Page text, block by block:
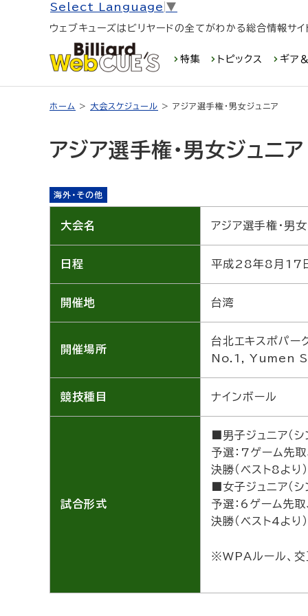
Select Language ▼
ウェブキューズはビリヤードの全てがわかる総合情報サイ
特集 トピックス ギア
ホーム > 大会スケジュール > アジア選手権・男女ジュニア
アジア選手権・男女ジュニア
海外・その他
大会名 アジア選手権・男
日程 平成28年8月17
開催地 台湾
開催場所
台北エキスポパー
No.1, Yumen
競技種目 ナインボール
試合形式
■男子ジュニア（
予選：7ゲーム先取
決勝（ベスト8より
■女子ジュニア（
予選：6ゲーム先取
決勝（ベスト4より
※WPAルール、交